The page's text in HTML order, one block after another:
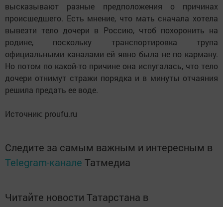
высказывают разные предположения о причинах
происшедшего. Есть мнение, что мать сначала хотела
вывезти тело дочери в Россию, чтоб похоронить на
родине, поскольку транспортировка трупа
официальными каналами ей явно была не по карману.
Но потом по какой-то причине она испугалась, что тело
дочери отнимут стражи порядка и в минуты отчаяния
решила предать ее воде.
Источник: proufu.ru
Следите за самым важным и интересным в
Telegram-канале Татмедиа
Читайте новости Татарстана в